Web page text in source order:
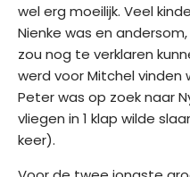
wel erg moeilijk. Veel
Nienke was en
zou nog te verklaren
werd voor Mitchel
Peter was op zoek naar
vliegen in 1 klap wilde
keer).